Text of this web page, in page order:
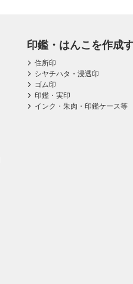
印鑑・はんこを作成
住所印
シヤチハタ・浸透印
ゴム印
印鑑・実印
インク・朱肉・印鑑ケース等